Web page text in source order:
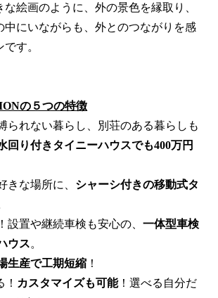
な絵画のように、外の景色を縁取り、
中にいながらも、外とのつながりを感
す。
の５つの特徴
られない暮らし、別荘のある暮らしも
回り付きタイニーハウスでも400万円
きな場所に、 シャーシ付きの移動式タ
設置や継続車検も安心の、 一体型車検
ウス。
生産で工期短縮 ！
カスタマイズも可能！選べる自分だ